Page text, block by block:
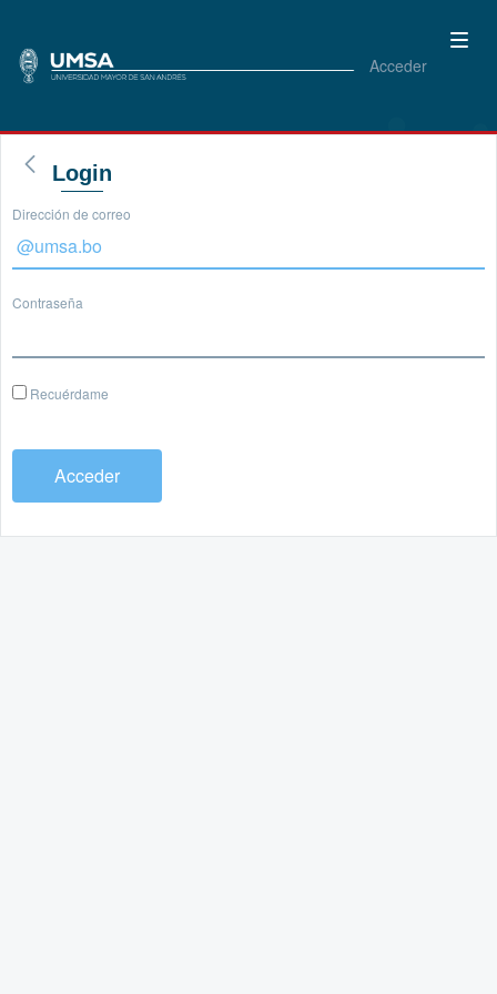
Acceder
Login
Dirección de correo
Contraseña
Recuérdame
Acceder